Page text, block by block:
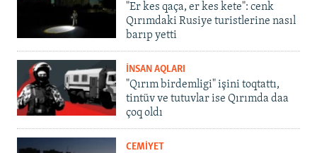
"Er kes qaça, er kes kete": cenk
Qırımdaki Rusiye turistlerine nasıl
barıp yetti
İNSAN AQLARI
"Qırım birdemligi" işini toqtattı,
tintüv ve tutuvlar ise Qırımda daa
çoq oldı
CEMİYET